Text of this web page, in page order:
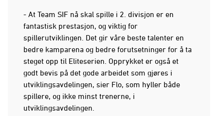
- At Team SIF nå skal spille i 2. divisjon er en
fantastisk prestasjon, og viktig for
spillerutviklingen. Det gir våre beste talenter en
bedre kamparena og bedre forutsetninger for å ta
steget opp til Eliteserien. Opprykket er også et
godt bevis på det gode arbeidet som gjøres i
utviklingsavdelingen, sier Flo, som hyller både
spillere, og ikke minst trenerne, i
utviklingsavdelingen.